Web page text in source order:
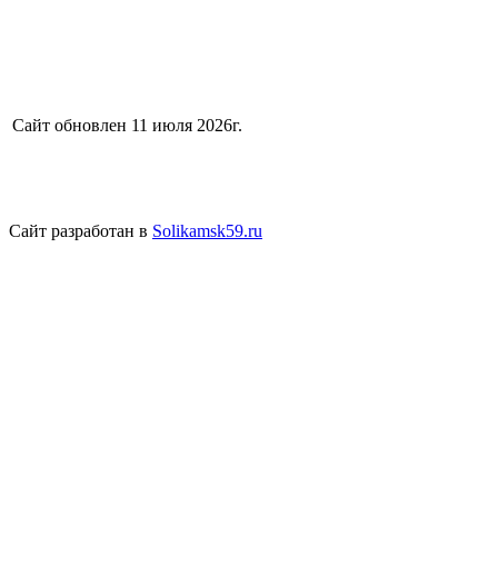
Сайт обновлен 11 июля 2026г.
Сайт разработан в Solikamsk59.ru